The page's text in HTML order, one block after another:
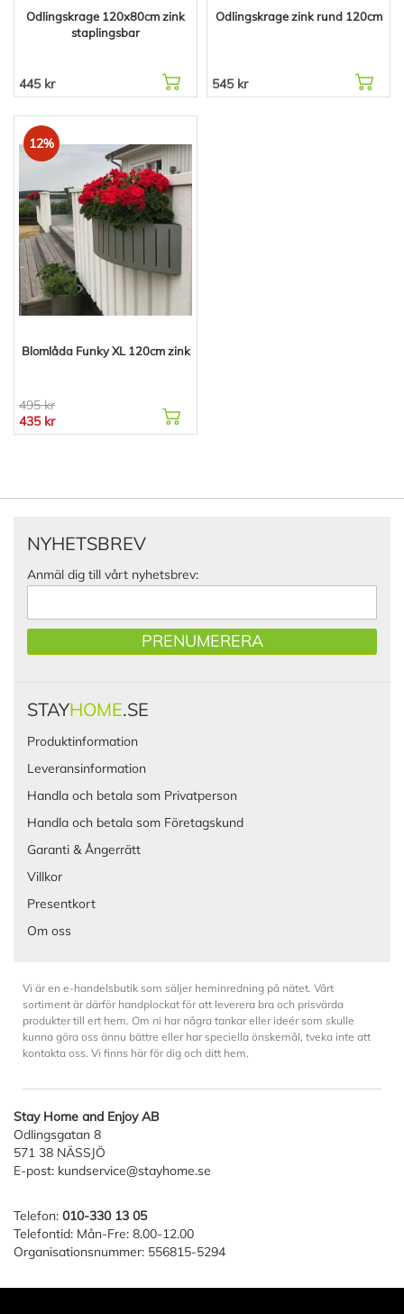
Odlingskrage 120x80cm zink
staplingsbar
445 kr
Odlingskrage zink rund 120cm
545 kr
12%
Blomlåda Funky XL 120cm zink
495 kr
435 kr
NYHETSBREV
Anmäl dig till vårt nyhetsbrev:
PRENUMERERA
STAYHOME.SE
Produktinformation
Leveransinformation
Handla och betala som Privatperson
Handla och betala som Företagskund
Garanti & Ångerrätt
Villkor
Presentkort
Om oss
Vi är en e-handelsbutik som säljer heminredning på nätet. Vårt
sortiment är därför handplockat för att leverera bra och prisvärda
produkter till ert hem. Om ni har några tankar eller ideér som skulle
kunna göra oss ännu bättre eller har speciella önskemål, tveka inte att
kontakta oss. Vi finns här för dig och ditt hem.
Stay Home and Enjoy AB
Odlingsgatan 8
571 38 NÄSSJÖ
E-post: kundservice@stayhome.se
Telefon: 010-330 13 05
Telefontid: Mån-Fre: 8.00-12.00
Organisationsnummer: 556815-5294